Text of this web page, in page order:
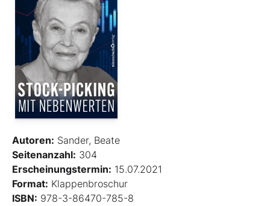
Autoren: Sander, Beate
Seitenanzahl: 304
Erscheinungstermin: 15.07.2021
Format: Klappenbroschur
ISBN: 978-3-86470-785-8